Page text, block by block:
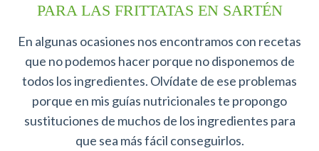
PARA LAS FRITTATAS EN SARTÉN
En algunas ocasiones nos encontramos con recetas
que no podemos hacer porque no disponemos de
todos los ingredientes. Olvídate de ese problemas
porque en mis guías nutricionales te propongo
sustituciones de muchos de los ingredientes para
que sea más fácil conseguirlos.